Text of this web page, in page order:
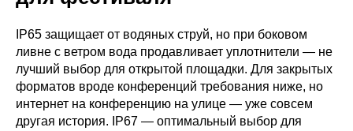
IP65 защищает от водяных струй, но при боковом
ливне с ветром вода продавливает уплотнители — не
лучший выбор для открытой площадки. Для закрытых
форматов вроде конференций требования ниже, но
интернет на конференцию на улице — уже совсем
другая история. IP67 — оптимальный выбор для